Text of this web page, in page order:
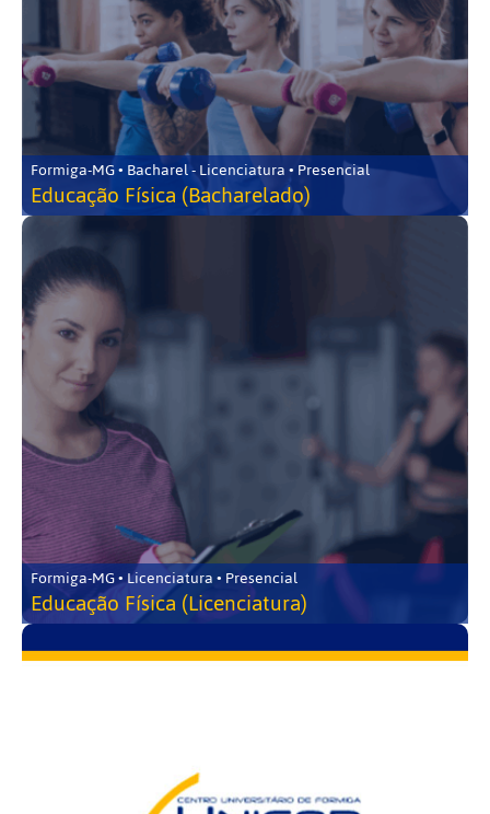
Formiga-MG • Bacharel - Licenciatura • Presencial
Educação Física (Bacharelado)
Formiga-MG • Licenciatura • Presencial
Educação Física (Licenciatura)